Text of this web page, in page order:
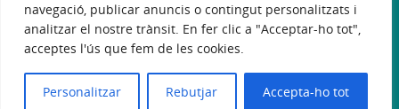
navegació, publicar anuncis o contingut personalitzats i
analitzar el nostre trànsit. En fer clic a "Acceptar-ho tot",
acceptes l'ús que fem de les cookies.
Personalitzar Rebutjar Accepta-ho tot
Avís legal Política de privacitat
© 2026